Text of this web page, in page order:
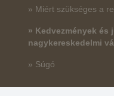
» Miért szükséges a
» Kedvezmények és
nagykereskedelmi
» Súgó